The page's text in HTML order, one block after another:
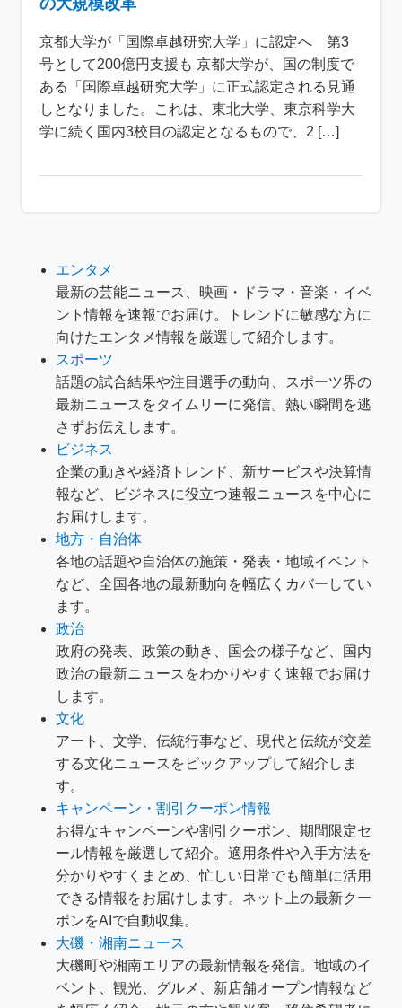
の大規模改革
京都大学が「国際卓越研究大学」に認定へ 第3
号として200億円支援も 京都大学が、国の制度で
ある「国際卓越研究大学」に正式認定される見通
しとなりました。これは、東北大学、東京科学大
学に続く国内3校目の認定となるもので、2 […]
エンタメ
最新の芸能ニュース、映画・ドラマ・音楽・イベ
ント情報を速報でお届け。トレンドに敏感な方に
向けたエンタメ情報を厳選して紹介します。
スポーツ
話題の試合結果や注目選手の動向、スポーツ界の
最新ニュースをタイムリーに発信。熱い瞬間を逃
さずお伝えします。
ビジネス
企業の動きや経済トレンド、新サービスや決算情
報など、ビジネスに役立つ速報ニュースを中心に
お届けします。
地方・自治体
各地の話題や自治体の施策・発表・地域イベント
など、全国各地の最新動向を幅広くカバーしてい
ます。
政治
政府の発表、政策の動き、国会の様子など、国内
政治の最新ニュースをわかりやすく速報でお届け
します。
文化
アート、文学、伝統行事など、現代と伝統が交差
する文化ニュースをピックアップして紹介しま
す。
キャンペーン・割引クーポン情報
お得なキャンペーンや割引クーポン、期間限定セ
ール情報を厳選して紹介。適用条件や入手方法を
分かりやすくまとめ、忙しい日常でも簡単に活用
できる情報をお届けします。ネット上の最新クー
ポンをAIで自動収集。
大磯・湘南ニュース
大磯町や湘南エリアの最新情報を発信。地域のイ
ベント、観光、グルメ、新店舗オープン情報など